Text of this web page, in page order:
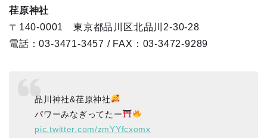
荏原神社
〒140-0001 東京都品川区北品川2-30-28
電話：03-3471-3457 / FAX：03-3472-9289
品川神社&荏原神社
パワーみなぎってたー
pic.twitter.com/zmYYfcxomx